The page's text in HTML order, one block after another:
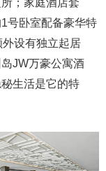
号卧室配备豪华特
设有独立起居
JW万豪公寓酒
生活是它的特